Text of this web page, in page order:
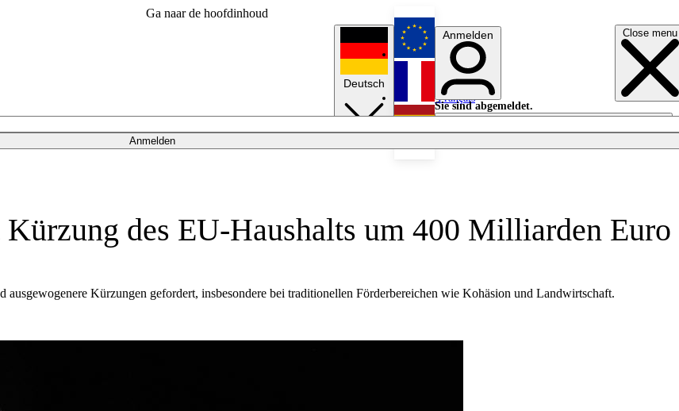
Ga naar de hoofdinhoud
Close menu
Anmelden
Deutsch
English
Français
Anmelden
Sie sind abgemeldet.
Anmelden
Licht aus
des EU-Haushalts um 400 Milliarden Euro
Kürzungen gefordert, insbesondere bei traditionellen Förderbereichen wie Kohäsion und Landwirtschaft.